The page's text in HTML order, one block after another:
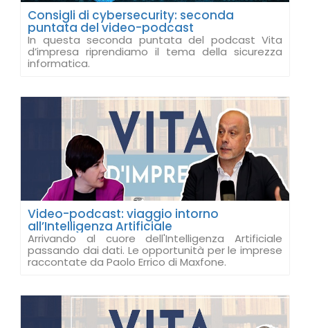
Consigli di cybersecurity: seconda
puntata del video-podcast
In questa seconda puntata del podcast Vita
d’impresa riprendiamo il tema della sicurezza
informatica.
Video-podcast: viaggio intorno
all’Intelligenza Artificiale
Arrivando al cuore dell'Intelligenza Artificiale
passando dai dati. Le opportunità per le imprese
raccontate da Paolo Errico di Maxfone.